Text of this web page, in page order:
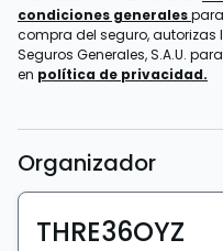
condiciones generales
compra del seguro, autorizas
Seguros Generales, S.A.U.
en política de privacidad.
Organizador
THRE36OYZ